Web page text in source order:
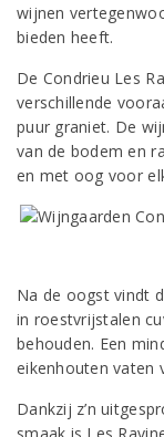
wijnen
bieden heeft.
De Condrieu Les
verschillende
puur graniet. De
van de bodem en
en met oog voor
Na de oogst vindt
in roestvrijstalen
behouden. Een
eikenhouten vaten
Dankzij z’n